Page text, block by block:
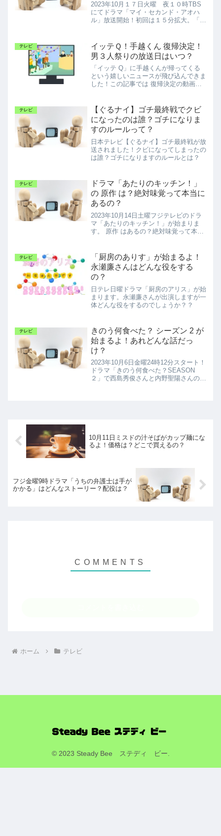
2023年10月１７日火曜 夜１０時TBS
にてドラマ「マイ・セカンド・アオハ
ル」放送開始！初回は１５分拡大。「マ
ルって青春～♪私の二度目の青春 、二
度目の春ってことか...
テレビ
イッテＱ！手越くん 復帰決定！
男３人祭りの放送日はいつ？
「イッテ Q」に手越くんが帰ってくる
という嬉しいニュースが飛び込んできま
した！この記事では 復帰決定の動画の
テレビ
【ぐるナイ】ゴチ最終戦でクビ
になったのは誰？ゴチになりま
すのルールって？
日本テレビ【ぐるナイ】ゴチ最終戦が放
送されました！クビになってしまったの
は誰？ゴチになりますのルールとは？
テレビ
ドラマ「あたりのキッチン！」
の 原作 は？絶対味覚って本当に
あるの？
2023年10月14日土曜フジテレビのドラ
マ「あたりのキッチン！」が始まりま
す。 原作 はあるの？絶対味覚って本当
テレビ
「厨房のありす」が始まるよ！
永瀬廉さんはどんな役をする
の？
日テレ日曜ドラマ「厨房のアリス」が始
まります。永瀬廉さんが出演しますが一
体どんな役をするのでしょうか？？
テレビ
きのう何食べた？ シーズン 2 が
始まるよ！あれどんな話だっ
け？
2023年10月6日金曜24時12分スタート！
ドラマ「きのう何食べた？SEASON
２」で西島秀俊さんと内野聖陽さんのふ
10月11日ミスドの汁そばがカップ麺にな
るよ！価格は？どこで買えるの？
フジ金曜9時ドラマ「うちの弁護士は手が
かかる」はどんなストーリー？配役は？
ホーム テレビ
© 2023 Steady Bee ステディ ビー.